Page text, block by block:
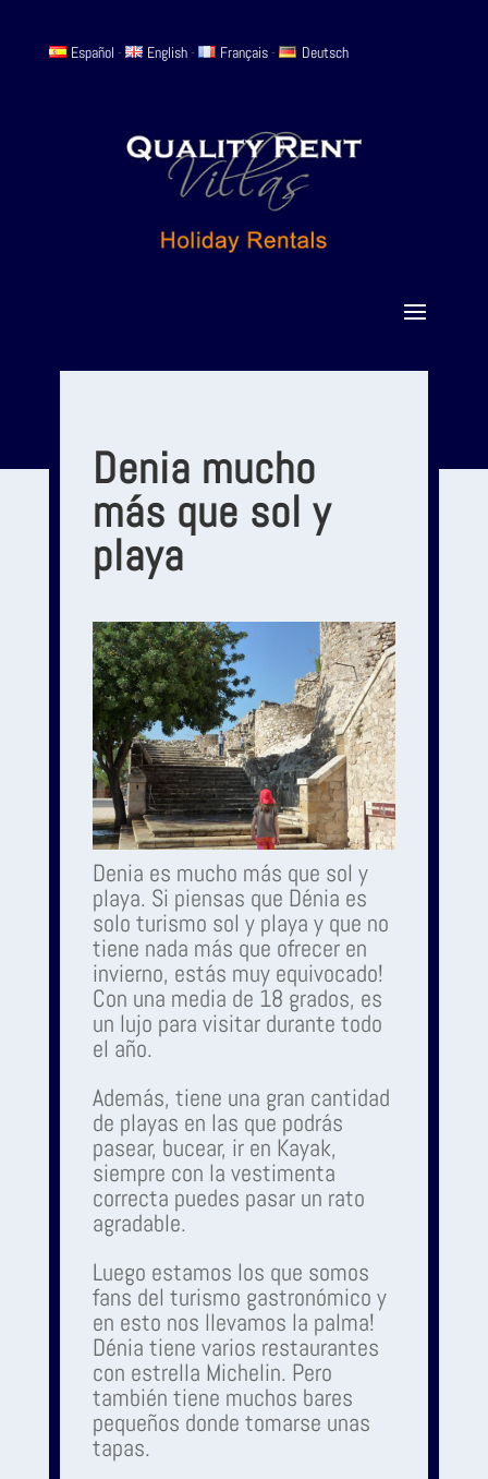
Español - English - Français - Deutsch
Denia mucho
más que sol y
playa
Denia es mucho más que sol y
playa. Si piensas que Dénia es
solo turismo sol y playa y que no
tiene nada más que ofrecer en
invierno, estás muy equivocado!
Con una media de 18 grados, es
un lujo para visitar durante todo
el año.
Además, tiene una gran cantidad
de playas en las que podrás
pasear, bucear, ir en Kayak,
siempre con la vestimenta
correcta puedes pasar un rato
agradable.
Luego estamos los que somos
fans del turismo gastronómico y
en esto nos llevamos la palma!
Dénia tiene varios restaurantes
con estrella Michelin. Pero
también tiene muchos bares
pequeños donde tomarse unas
tapas.